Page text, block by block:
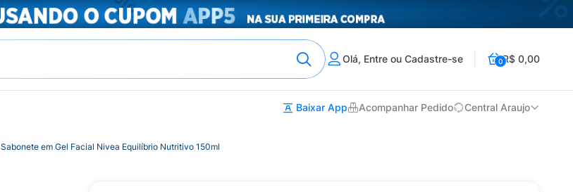
Olá, Entre ou Cadastre-se 0R$ 0,00
Baixar App Acompanhar Pedido Central Araujo
Sabonete em Gel Facial Nivea Equilíbrio Nutritivo 150ml